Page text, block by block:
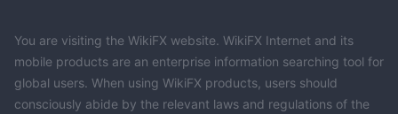
You are visiting the WikiFX website. WikiFX Internet and its
mobile products are an enterprise information searching tool for
global users. When using WikiFX products, users should
consciously abide by the relevant laws and regulations of the